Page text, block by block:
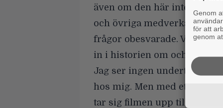
även om den här inte gör
och övriga medverkande.
frågor obesvarade. Vad är
in i historien om och om
Jag ser ingen undertext i
hos mig. Men med ett par
tar sig filmen upp till en
Genom
för att
genom